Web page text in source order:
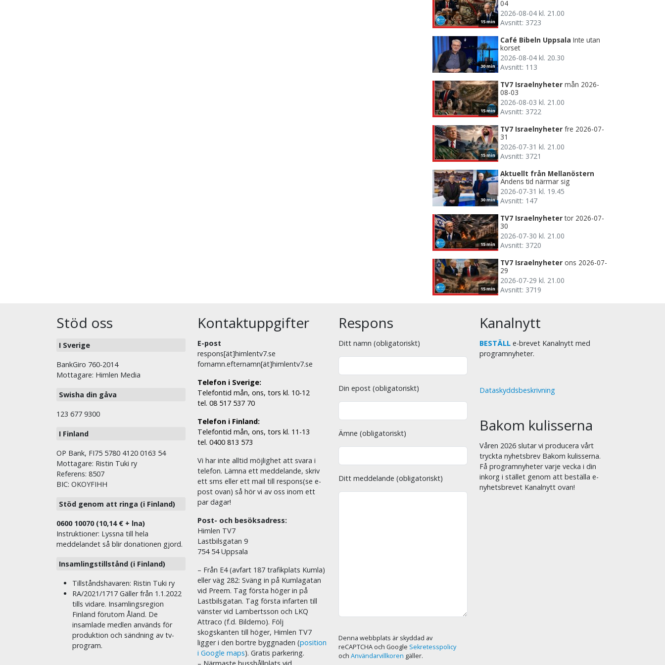
15 min
04
2026-08-04 kl. 21.00
Avsnitt: 3723
30 min
Café Bibeln Uppsala Inte utan
korset
2026-08-04 kl. 20.30
Avsnitt: 113
15 min
TV7 Israelnyheter mån 2026-
08-03
2026-08-03 kl. 21.00
Avsnitt: 3722
15 min
TV7 Israelnyheter fre 2026-07-
31
2026-07-31 kl. 21.00
Avsnitt: 3721
30 min
Aktuellt från Mellanöstern
Ändens tid närmar sig
2026-07-31 kl. 19.45
Avsnitt: 147
15 min
TV7 Israelnyheter tor 2026-07-
30
2026-07-30 kl. 21.00
Avsnitt: 3720
15 min
TV7 Israelnyheter ons 2026-07-
29
2026-07-29 kl. 21.00
Avsnitt: 3719
Stöd oss
I Sverige
BankGiro 760-2014
Mottagare: Himlen Media
Swisha din gåva
123 677 9300
I Finland
OP Bank, FI75 5780 4120 0163 54
Mottagare: Ristin Tuki ry
Referens: 8507
BIC: OKOYFIHH
Stöd genom att ringa (i Finland)
0600 10070 (10,14 € + lna)
Instruktioner: Lyssna till hela
meddelandet så blir donationen gjord.
Insamlingstillstånd (i Finland)
Tillståndshavaren: Ristin Tuki ry
RA/2021/1717 Gäller från 1.1.2022
tills vidare. Insamlingsregion
Finland förutom Åland. De
insamlade medlen används för
produktion och sändning av tv-
program.
Kontaktuppgifter
E-post
respons[ät]himlentv7.se
fornamn.efternamn[ät]himlentv7.se
Telefon i Sverige:
Telefontid mån, ons, tors kl. 10-12
tel. 08 517 537 70
Telefon i Finland:
Telefontid mån, ons, tors kl. 11-13
tel. 0400 813 573
Vi har inte alltid möjlighet att svara i
telefon. Lämna ett meddelande, skriv
ett sms eller ett mail till respons(se e-
post ovan) så hör vi av oss inom ett
par dagar!
Post- och besöksadress:
Himlen TV7
Lastbilsgatan 9
754 54 Uppsala
– Från E4 (avfart 187 trafikplats Kumla)
eller väg 282: Sväng in på Kumlagatan
vid Preem. Tag första höger in på
Lastbilsgatan. Tag första infarten till
vänster vid Lambertsson och LKQ
Attraco (f.d. Bildemo). Följ
skogskanten till höger, Himlen TV7
ligger i den bortre byggnaden (position
i Google maps). Gratis parkering.
– Närmaste busshållplats vid
Respons
Ditt namn (obligatoriskt)
Din epost (obligatoriskt)
Ämne (obligatoriskt)
Ditt meddelande (obligatoriskt)
Denna webbplats är skyddad av
reCAPTCHA och Google Sekretesspolicy
och Användarvillkoren gäller.
Kanalnytt
BESTÄLL e-brevet Kanalnytt med
programnyheter.
Dataskyddsbeskrivning
Bakom kulisserna
Våren 2026 slutar vi producera vårt
tryckta nyhetsbrev Bakom kulisserna.
Få programnyheter varje vecka i din
inkorg i stället genom att beställa e-
nyhetsbrevet Kanalnytt ovan!